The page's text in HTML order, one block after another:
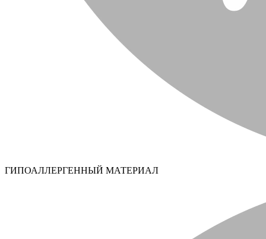
ГИПОАЛЛЕРГЕННЫЙ МАТЕРИАЛ